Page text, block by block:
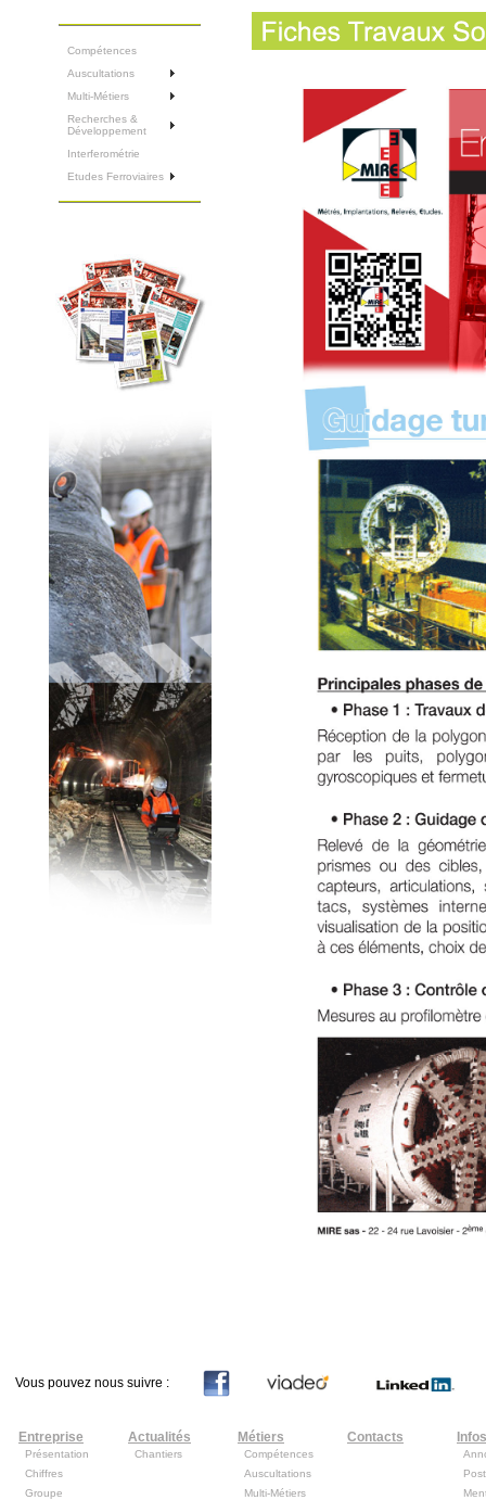
Compétences
Auscultations
Multi-Métiers
Recherches &
Développement
Interferométrie
Etudes Ferroviaires
Vous pouvez nous suivre :
Entreprise
Présentation
Chiffres
Groupe
Actualités
Chantiers
Métiers
Compétences
Auscultations
Multi-Métiers
Contacts Infos